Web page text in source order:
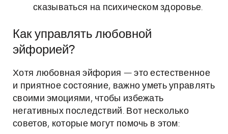
сказываться на психическом здоровье.
Как управлять любовной
эйфорией?
Хотя любовная эйфория — это естественное
и приятное состояние, важно уметь управлять
своими эмоциями, чтобы избежать
негативных последствий. Вот несколько
советов, которые могут помочь в этом: